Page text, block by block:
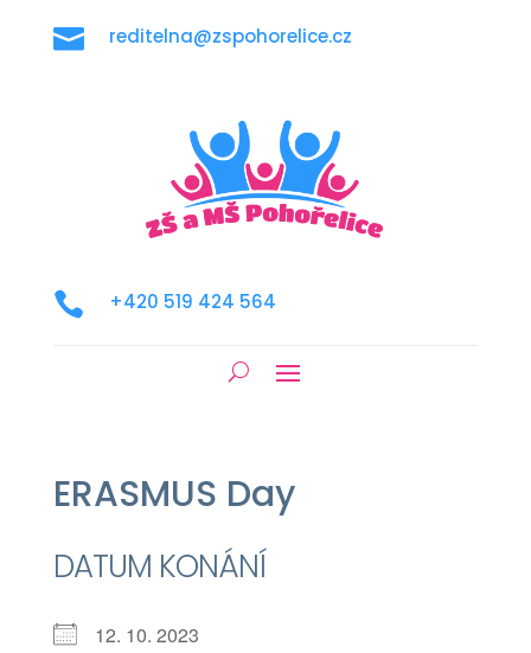
 reditelna@zspohorelice.cz
 +420 519 424 564
ERASMUS Day
DATUM KONÁNÍ
12. 10. 2023